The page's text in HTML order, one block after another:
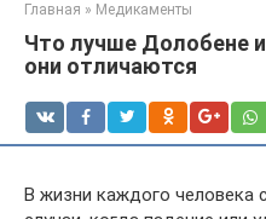
Главная » Медикаменты
Что лучше Долобене
они отличаются
В жизни каждого человека